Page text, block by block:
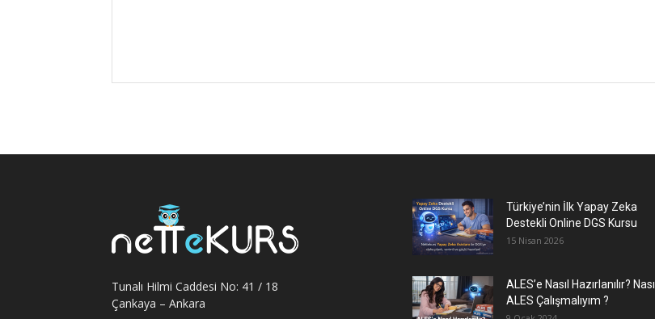
Tunalı Hilmi Caddesi No: 41 / 18
Çankaya – Ankara
Türkiye’nin İlk Yapay Zeka
Destekli Online DGS Kursu
15 Nisan 2026
ALES’e Nasıl Hazırlanılır? Nasıl
ALES Çalışmalıyım ?